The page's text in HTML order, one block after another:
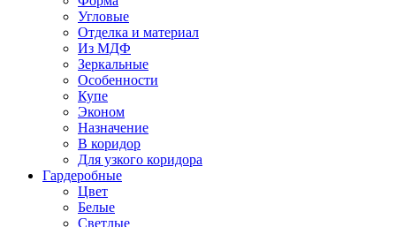
Угловые
Отделка и материал
Из МДФ
Зеркальные
Особенности
Купе
Эконом
Назначение
В коридор
Для узкого коридора
Гардеробные
Цвет
Белые
Светлые